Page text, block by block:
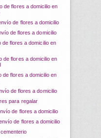
de flores a domicilio
de flores a domicilio
de flores a domicilio
para regalar
de flores a domicilio
de flores a domicilio
cementerio